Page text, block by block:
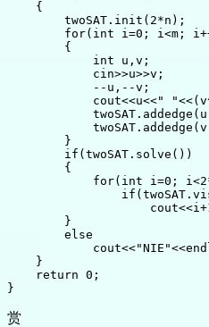
    {
        twoSAT.init(2*n);
for(int i=0; i<m;
        {
            int u,v;
            cin>>u>>v;
            --u,--v;
cout<<u<<"
        }
        if(twoSAT.solve())
        {
for(int i=0;
        }
        else
    }
    return 0;
赏